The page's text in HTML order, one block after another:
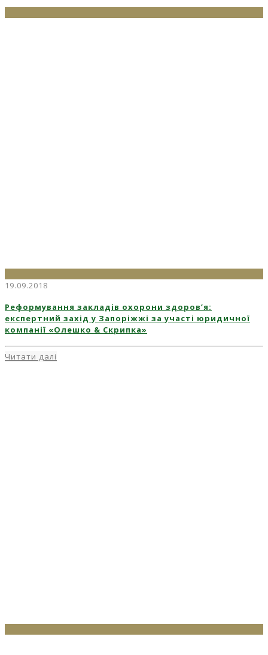
19.09.2018
Реформування закладів охорони здоров’я:
експертний захід у Запоріжжі за участі юридичної
компанії «Олешко & Скрипка»
Читати далі